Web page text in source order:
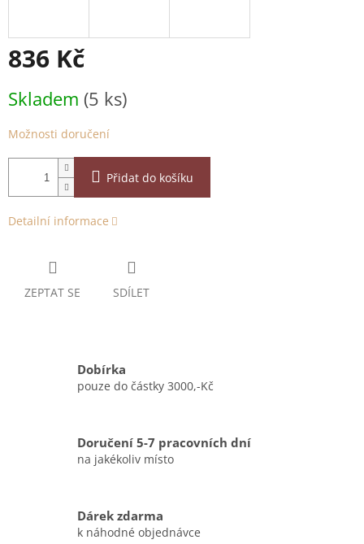
836 Kč
cena:
Skladem (5 ks)
Možnosti doručení
Přidat do košíku
Detailní informace
ZEPTAT SE SDÍLET
Dobírka
pouze do částky 3000,-Kč
Doručení 5-7 pracovních dní
na jakékoliv místo
Dárek zdarma
k náhodné objednávce